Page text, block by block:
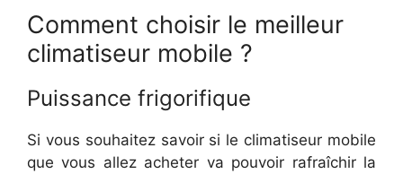
Comment choisir le meilleur
climatiseur mobile ?
Puissance frigorifique
Si vous souhaitez savoir si le climatiseur mobile
que vous allez acheter va pouvoir rafraîchir la